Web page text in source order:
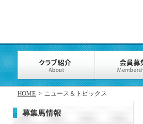
HOME > ニュース＆トピックス